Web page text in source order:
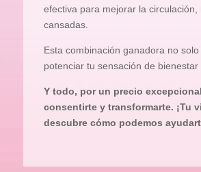
efectiva para mejorar la
cansadas.
Esta combinación ganadora no
potenciar tu sensación de bienestar
Y todo, por un precio
consentirte y transformarte. ¡Tu
descubre cómo podemos